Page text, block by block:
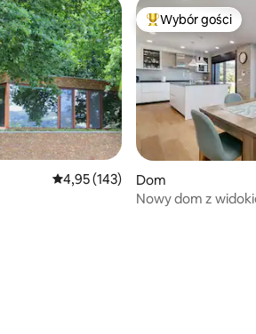
132 Średnia ocena: 4,95 na 5, liczba
4,95 (143)
Najpopularniejsze
Wybór gości
Dom
Nowy dom z